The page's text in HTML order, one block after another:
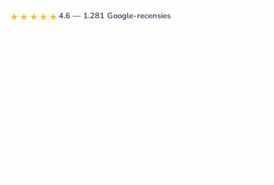
★★★★★4.6 — 1.281 Google-recensies